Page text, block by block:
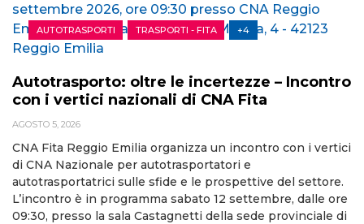
AUTOTRASPORTI TRASPORTI - FITA +4
Autotrasporto: oltre le incertezze – Incontro
con i vertici nazionali di CNA Fita
AGOSTO 5, 2026
CNA Fita Reggio Emilia organizza un incontro con i vertici
di CNA Nazionale per autotrasportatori e
autotrasportatrici sulle sfide e le prospettive del settore.
L’incontro è in programma sabato 12 settembre, dalle ore
09:30, presso la sala Castagnetti della sede provinciale di